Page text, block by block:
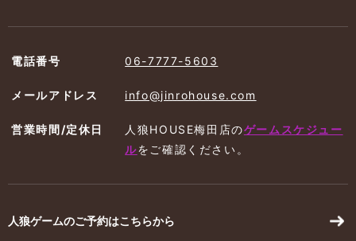
電話番号 06-7777-5603
メールアドレス info@jinrohouse.com
営業時間/定休日 人狼HOUSE梅田店のゲームスケジュー
ルを ご確認ください。
人狼ゲームのご予約はこちらから